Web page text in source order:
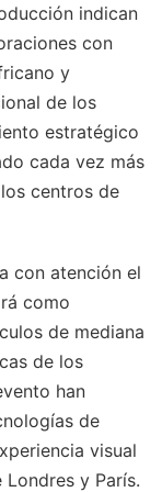
indican
con
y
de los
estratégico
cada vez más
centros de
con atención el
como
de mediana
de los
han
de
visual
y París.